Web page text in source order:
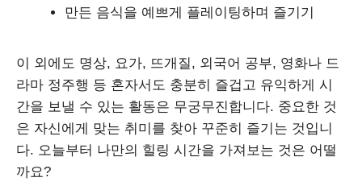
만든 음식을 예쁘게 플레이팅하며 즐기기
이 외에도 명상, 요가, 뜨개질, 외국어 공부, 영화나 드
라마 정주행 등 혼자서도 충분히 즐겁고 유익하게 시
간을 보낼 수 있는 활동은 무궁무진합니다. 중요한 것
은 자신에게 맞는 취미를 찾아 꾸준히 즐기는 것입니
다. 오늘부터 나만의 힐링 시간을 가져보는 것은 어떨
까요?